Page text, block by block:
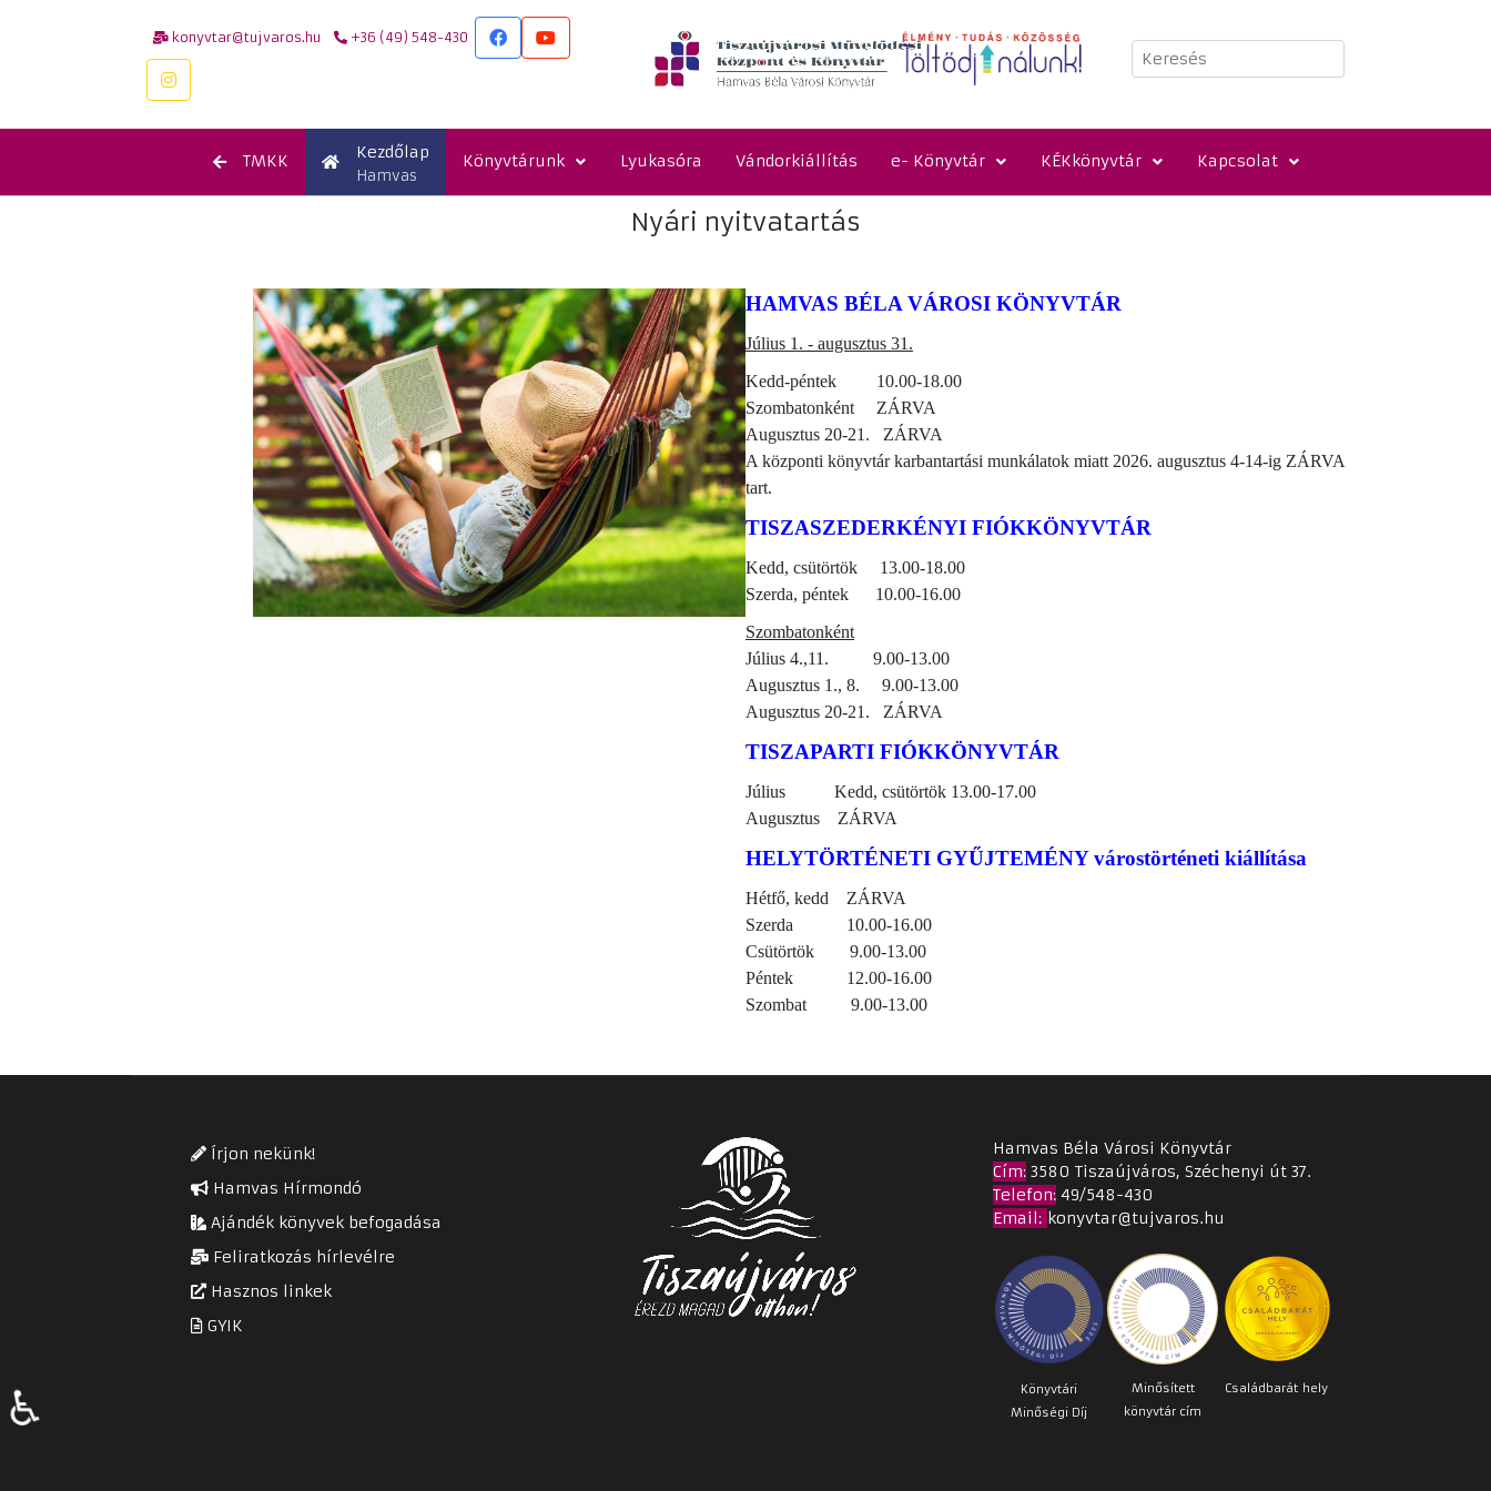
konyvtar@tujvaros.hu +36 (49) 548-430
Keresés
TMKK Kezdőlap
Hamvas
Könyvtárunk Lyukasóra Vándorkiállítás e- Könyvtár KÉKkönyvtár Kapcsolat
Nyári nyitvatartás
HAMVAS BÉLA VÁROSI KÖNYVTÁR
Július 1. - augusztus 31.
Kedd-péntek
10.00-18.00
Szombatonként
ZÁRVA
Augusztus 20-21.
ZÁRVA
A központi könyvtár karbantartási munkálatok miatt 2026. augusztus 4-14-ig ZÁRVA
tart.
TISZASZEDERKÉNYI FIÓKKÖNYVTÁR
Kedd, csütörtök
13.00-18.00
Szerda, péntek
10.00-16.00
Szombatonként
Július 4.,11.
9.00-13.00
Augusztus 1., 8.
9.00-13.00
Augusztus 20-21.
ZÁRVA
TISZAPARTI FIÓKKÖNYVTÁR
Július Kedd, csütörtök 13.00-17.00
Augusztus
ZÁRVA
HELYTÖRTÉNETI GYŰJTEMÉNY várostörténeti kiállítása
Hétfő, kedd
ZÁRVA
Szerda
10.00-16.00
Csütörtök
9.00-13.00
Péntek
12.00-16.00
Szombat
9.00-13.00
Írjon nekünk!
Hamvas Hírmondó
Ajándék könyvek befogadása
Feliratkozás hírlevélre
Hasznos linkek
GYIK
Hamvas Béla Városi Könyvtár
Cím:3580 Tiszaújváros, Széchenyi út 37.
Telefon:49/548-430
Email: konyvtar@tujvaros.hu
Könyvtári
Minőségi Díj
Minősített
könyvtár cím
Családbarát hely